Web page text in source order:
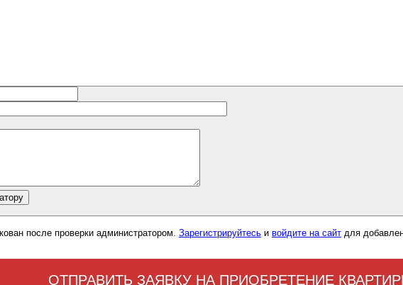
после проверки администратором. Зарегистрируйтесь и войдите на сайт для
ОТПРАВИТЬ ЗАЯВКУ НА ПРИОБРЕТЕНИЕ